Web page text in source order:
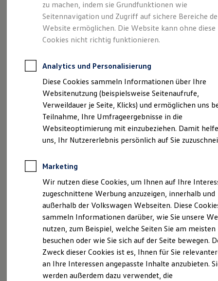
Gebrauchtwagen Leasing
Junge Gebrauchtwagen-Leasing
Elektroauto Leasing
Kleinwagen-Leasing
Leasing ohne Anzahlung
Autokredit mit Schlussrate
Versicherungen und Garantien
Kfz-Versicherung
Restschuldversicherungen
Garantien
Wartungsverträge
Geschäftskunden
Professional Class bei Volkswagen
Großkunden
Behörden
Anpfiff zum Gewinn
Elektroautos
ID. Tutorials
Elektrofahrzeugkonzepte
Reichweite
Reichweite der ID. Modelle
Reichweite im Winter
Laden
Laden unterwegs
Laden Zuhause
Eine Spur Extra. Der
neue vollelektrische
ID. Polo
Impressum & Rechtliches
Probefahrt vereinbaren
zu machen, indem sie Grundfunktionen wie
Seitennavigation und Zugriff auf sichere Bereiche
Website ermöglichen. Die Website kann ohne diese
Cookies nicht richtig funktionieren.
Analytics und Personalisierung
Diese Cookies sammeln Informationen über Ihre
Websitenutzung (beispielsweise Seitenaufrufe,
Verweildauer je Seite, Klicks) und ermöglichen uns
Teilnahme, Ihre Umfrageergebnisse in die
Websiteoptimierung mit einzubeziehen. Damit
uns, Ihr Nutzererlebnis persönlich auf Sie
Marketing
Wir nutzen diese Cookies, um Ihnen auf Ihre
zugeschnittene Werbung anzuzeigen, innerhalb und
außerhalb der Volkswagen Webseiten. Diese
sammeln Informationen darüber, wie Sie unsere
nutzen, zum Beispiel, welche Seiten Sie am meisten
besuchen oder wie Sie sich auf der Seite bewegen.
Zweck dieser Cookies ist es, Ihnen für Sie
an Ihre Interessen angepasste Inhalte anzubieten.
werden außerdem dazu verwendet, die